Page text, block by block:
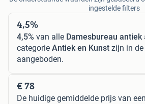
ingestelde filters
4,5%
4,5% van alle Damesbureau antiek
categorie Antiek en Kunst zijn in
aangeboden.
€ 78
De huidige gemiddelde prijs van een